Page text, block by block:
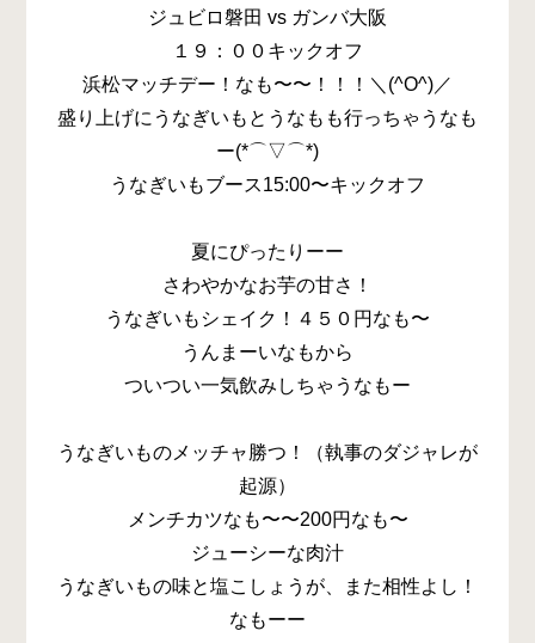
ジュビロ磐田 vs ガンバ大阪
１９：００キックオフ
浜松マッチデー！なも〜〜！！！＼(^O^)／
盛り上げにうなぎいもとうなもも行っちゃうなも
ー(*⌒▽⌒*)
うなぎいもブース15:00〜キックオフ
夏にぴったりーー
さわやかなお芋の甘さ！
うなぎいもシェイク！４５０円なも〜
うんまーいなもから
ついつい一気飲みしちゃうなもー
うなぎいものメッチャ勝つ！（執事のダジャレが
起源）
メンチカツなも〜〜200円なも〜
ジューシーな肉汁
うなぎいもの味と塩こしょうが、また相性よし！
なもーー